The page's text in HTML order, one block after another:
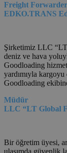
Freight Forwarder
EDKO.TRANS
Şirketimiz LLC
deniz ve hava
Goodloading
yardımıyla
Goodloading
Müdür
LLC “LT Global
Bir öğretim üyesi,